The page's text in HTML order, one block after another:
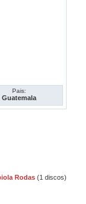
Pais:
Guatemala
Rodas (1 discos)